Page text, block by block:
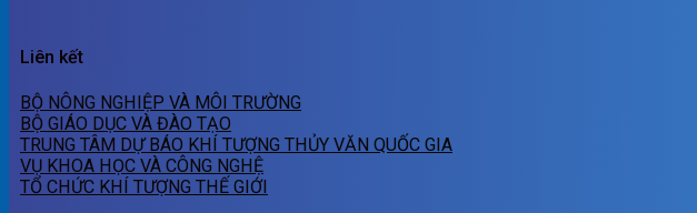
Liên kết
BỘ NÔNG NGHIỆP VÀ MÔI TRƯỜNG
BỘ GIÁO DỤC VÀ ĐÀO TẠO
TRUNG TÂM DỰ BÁO KHÍ TƯỢNG THỦY VĂN QUỐC GIA
VỤ KHOA HỌC VÀ CÔNG NGHỆ
TỔ CHỨC KHÍ TƯỢNG THẾ GIỚI